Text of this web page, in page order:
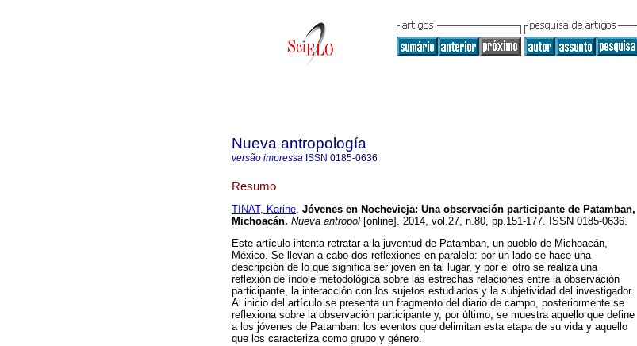
Nueva antropología
versão impressa ISSN 0185-0636
Resumo
TINAT, Karine. Jóvenes en Nochevieja: Una observación participante de Patamban,
Michoacán. Nueva antropol [online]. 2014, vol.27, n.80, pp.151-177. ISSN 0185-0636.
Este artículo intenta retratar a la juventud de Patamban, un pueblo de Michoacán,
México. Se llevan a cabo dos reflexiones en paralelo: por un lado se hace una
descripción de lo que significa ser joven en tal lugar, y por el otro se realiza una
reflexión de índole metodológica sobre las estrechas relaciones entre la observación
participante, la interacción con los sujetos estudiados y la subjetividad del investigador.
Al inicio del artículo se presenta un fragmento del diario de campo, posteriormente se
reflexiona sobre la observación participante y, por último, se muestra aquello que define
a los jóvenes de Patamban: los eventos que delimitan esta etapa de su vida y aquello
que los caracteriza como grupo y género.